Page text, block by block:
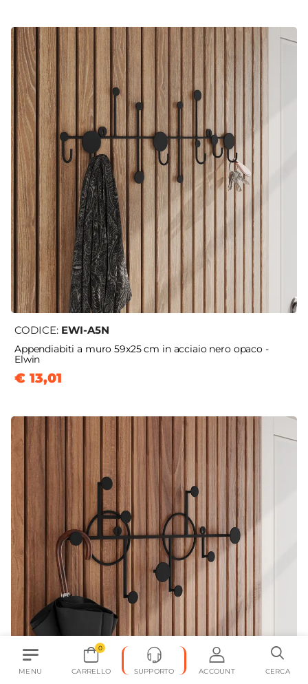
CODICE: EWI-A5N
Appendiabiti a muro 59x25 cm in acciaio nero opaco -
Elwin
€ 13,01
MENU
0
CARRELLO SUPPORTO ACCOUNT CERCA